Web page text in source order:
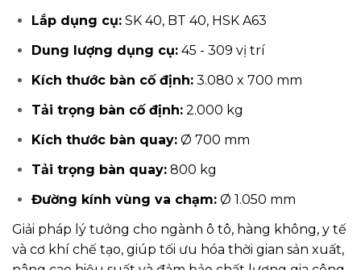
Lắp dụng cụ: SK 40, BT 40, HSK A63
Dung lượng dụng cụ: 45 - 309 vị trí
Kích thước bàn cố định: 3.080 x 700 mm
Tải trọng bàn cố định: 2.000 kg
Kích thước bàn quay: Ø 700 mm
Tải trọng bàn quay: 800 kg
Đường kính vùng va chạm: Ø 1.050 mm
Giải pháp lý tưởng cho ngành ô tô, hàng không, y tế
và cơ khí chế tạo, giúp tối ưu hóa thời gian sản xuất,